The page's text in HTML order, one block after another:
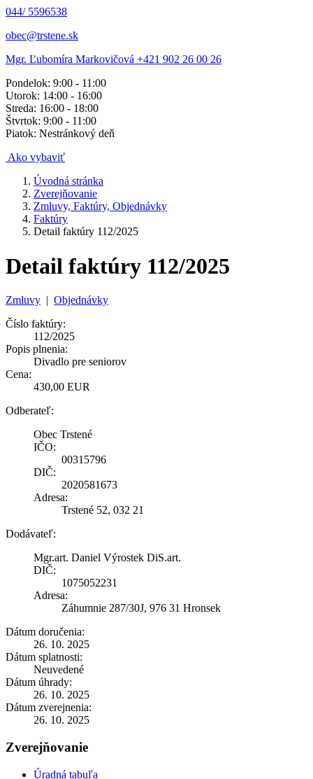
044/ 5596538
obec@trstene.sk
Mgr. Ľubomíra Markovičová +421 902 26 00 26
Pondelok: 9:00 - 11:00
Utorok: 14:00 - 16:00
Streda: 16:00 - 18:00
Štvrtok: 9:00 - 11:00
Piatok: Nestránkový deň
Ako vybaviť
Úvodná stránka
Zverejňovanie
Zmluvy, Faktúry, Objednávky
Faktúry
Detail faktúry 112/2025
Detail faktúry 112/2025
Zmluvy | Objednávky
Číslo faktúry:
112/2025
Popis plnenia:
Divadlo pre seniorov
Cena:
430,00 EUR
Odberateľ:
Obec Trstené
IČO:
00315796
DIČ:
2020581673
Adresa:
Trstené 52, 032 21
Dodávateľ:
Mgr.art. Daniel Výrostek DiS.art.
DIČ:
1075052231
Adresa:
Záhumnie 287/30J, 976 31 Hronsek
Dátum doručenia:
26. 10. 2025
Dátum splatnosti:
Neuvedené
Dátum úhrady:
26. 10. 2025
Dátum zverejnenia:
26. 10. 2025
Zverejňovanie
Úradná tabuľa